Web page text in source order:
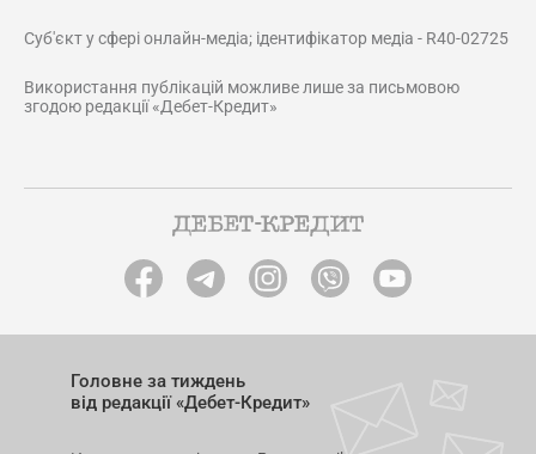
Суб'єкт у сфері онлайн-медіа; ідентифікатор медіа - R40-02725
Використання публікацій можливе лише за письмовою
згодою редакції «Дебет-Кредит»
Головне за тиждень
від редакції «Дебет-Кредит»